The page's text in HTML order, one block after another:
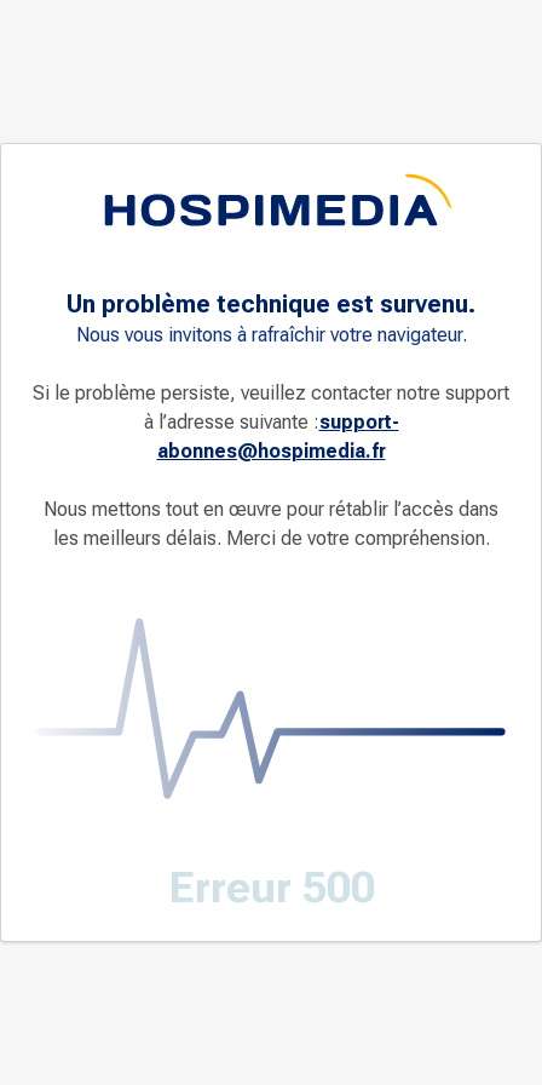
Un problème technique est survenu.
Nous vous invitons à rafraîchir votre navigateur.
Si le problème persiste, veuillez contacter notre support
à l’adresse suivante :support-
abonnes@hospimedia.fr
Nous mettons tout en œuvre pour rétablir l’accès dans
les meilleurs délais. Merci de votre compréhension.
Erreur 500